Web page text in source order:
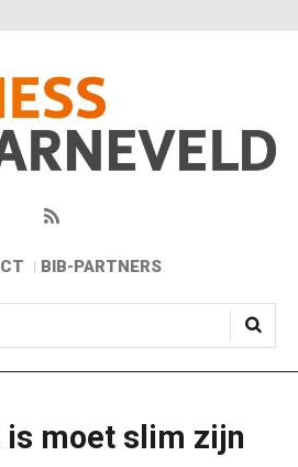
BIB-PARTNERS
moet slim zijn